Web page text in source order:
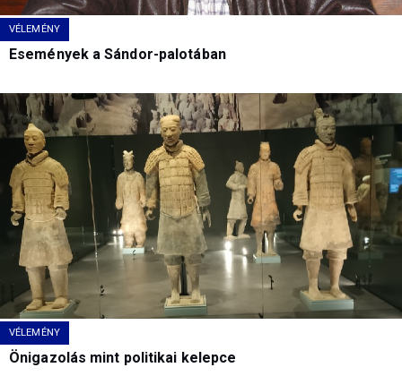
VÉLEMÉNY
Események a Sándor-palotában
VÉLEMÉNY
Önigazolás mint politikai kelepce